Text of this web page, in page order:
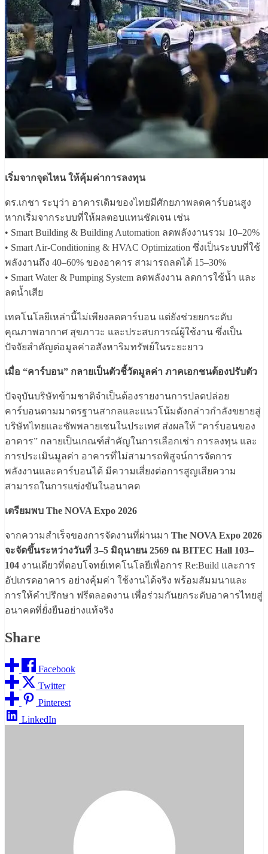
เริ่มจากจุดไหน ให้คุ้มค่าการลงทุน
ดร.เกชา ระบุว่า อาคารเดิมของไทยมีศักยภาพลดคาร์บอนสูง
หากเริ่มจากระบบที่ให้ผลตอบแทนชัดเจน เช่น
• Smart Building & Building Automation ลดพลังงานรวม 10–20%
• Smart Air-Conditioning & HVAC Optimization ซึ่งเป็นระบบที่ใช้
พลังงานถึง 40–60% ของอาคาร สามารถลดได้ 15–30%
• Smart Water & Pumping System ลดพลังงาน ลดการใช้น้ำ และ
ลดน้ำเสีย
เทคโนโลยีเหล่านี้ไม่เพียงลดคาร์บอน แต่ยังช่วยยกระดับ
คุณภาพอากาศ สุขภาวะ และประสบการณ์ผู้ใช้งาน ซึ่งเป็น
ปัจจัยสำคัญต่อมูลค่าอสังหาริมทรัพย์ในระยะยาว
เมื่อ “คาร์บอน” กลายเป็นตัวชี้วัดมูลค่า ภาคเอกชนต้องปรับตัว
ปัจจุบันบริษัทข้ามชาติจำเป็นต้องรายงานการปลดปล่อย
คาร์บอนตามมาตรฐานสากลและแนวโน้มดังกล่าวกำลังขยายสู่
บริษัทไทยและซัพพลายเชนในประเทศ ส่งผลให้ “คาร์บอนของ
อาคาร” กลายเป็นเกณฑ์สำคัญในการเลือกเช่า การลงทุน และ
การประเมินมูลค่า อาคารที่ไม่สามารถพิสูจน์การจัดการ
พลังงานและคาร์บอนได้ มีความเสี่ยงต่อการสูญเสียความ
สามารถในการแข่งขันในอนาคต
เตรียมพบ The NOVA Expo 2026
จากความสำเร็จของการจัดงานที่ผ่านมา The NOVA Expo 2026
จะจัดขึ้นระหว่างวันที่ 3–5 มิถุนายน 2569 ณ BITEC Hall 103–
104 งานเดียวที่ตอบโจทย์เทคโนโลยีเพื่อการ Re:Build และการ
อัปเกรดอาคาร อย่างคุ้มค่า ใช้งานได้จริง พร้อมสัมมนาและ
การให้คำปรึกษา ฟรีตลอดงาน เพื่อร่วมกันยกระดับอาคารไทยสู่
อนาคตที่ยั่งยืนอย่างแท้จริง
Share
Facebook
Twitter
Pinterest
LinkedIn